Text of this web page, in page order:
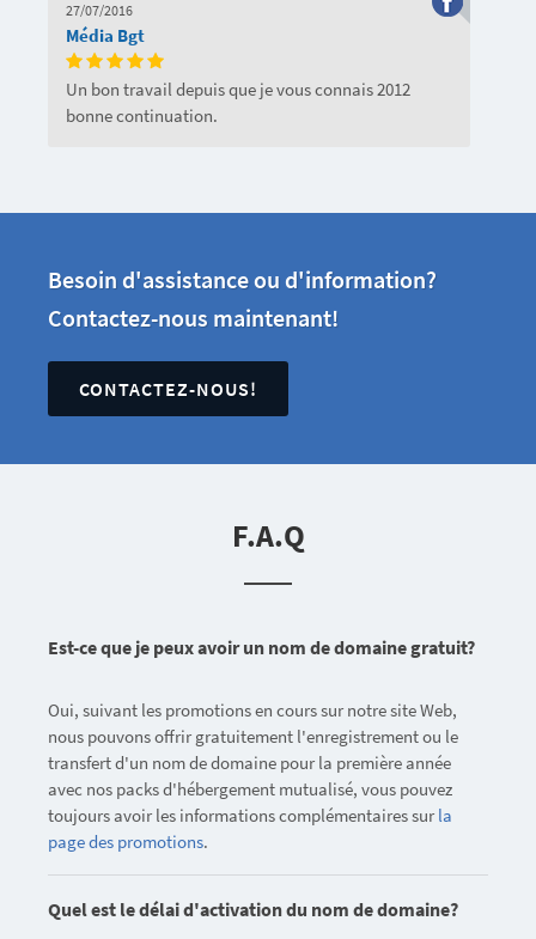
27/07/2016
Média Bgt
Un bon travail depuis que je vous connais 2012
bonne continuation.
Besoin d'assistance ou d'information?
Contactez-nous maintenant!
CONTACTEZ-NOUS!
F.A.Q
Est-ce que je peux avoir un nom de domaine gratuit?
Oui, suivant les promotions en cours sur notre site Web,
nous pouvons offrir gratuitement l'enregistrement ou le
transfert d'un nom de domaine pour la première année
avec nos packs d'hébergement mutualisé, vous pouvez
toujours avoir les informations complémentaires sur la
page des promotions.
Quel est le délai d'activation du nom de domaine?